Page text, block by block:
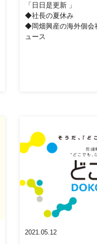
「日日是更新 」
◆社長の夏休み
◆岡畑興産の海外個会
ュース
2021.05.12